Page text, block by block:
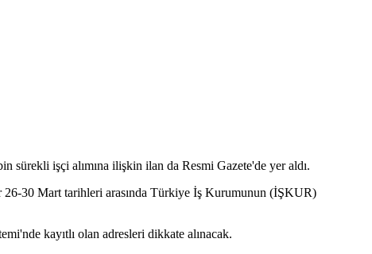
sürekli işçi alımına ilişkin ilan da Resmi Gazete'de yer aldı.
30 Mart tarihleri arasında Türkiye İş Kurumunun (İŞKUR)
kayıtlı olan adresleri dikkate alınacak.